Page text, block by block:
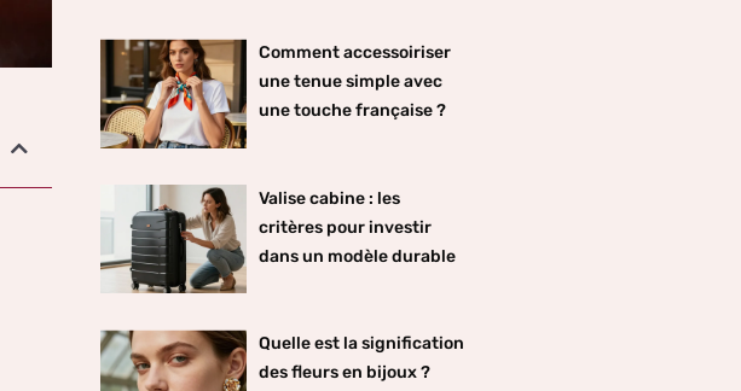
Comment accessoiriser
une tenue simple avec
une touche française ?
Valise cabine : les
critères pour investir
dans un modèle durable
Quelle est la signification
des fleurs en bijoux ?